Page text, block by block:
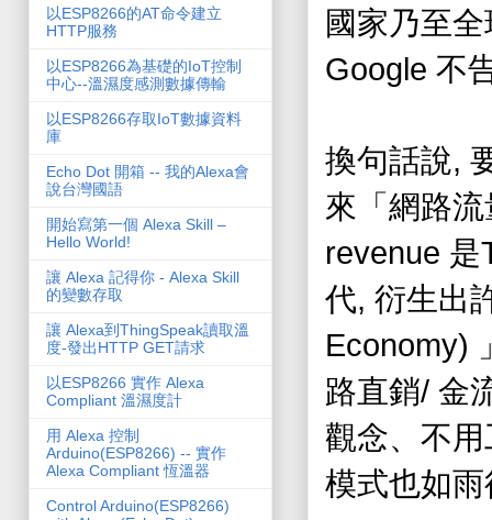
國家乃至
Google 不
換句話說,
來「網路
revenue 是
代, 衍生出
Economy)
路直銷/ 金
觀念、不
模式也如
以ESP8266的AT命令建立
HTTP服務
以ESP8266為基礎的IoT控制
中心--溫濕度感測數據傳輸
以ESP8266存取IoT數據資料
庫
Echo Dot 開箱 -- 我的Alexa會
說台灣國語
開始寫第一個 Alexa Skill –
Hello World!
讓 Alexa 記得你 - Alexa Skill
的變數存取
讓 Alexa到ThingSpeak讀取溫
度-發出HTTP GET請求
以ESP8266 實作 Alexa
Compliant 溫濕度計
用 Alexa 控制
Arduino(ESP8266) -- 實作
Alexa Compliant 恆溫器
Control Arduino(ESP8266)